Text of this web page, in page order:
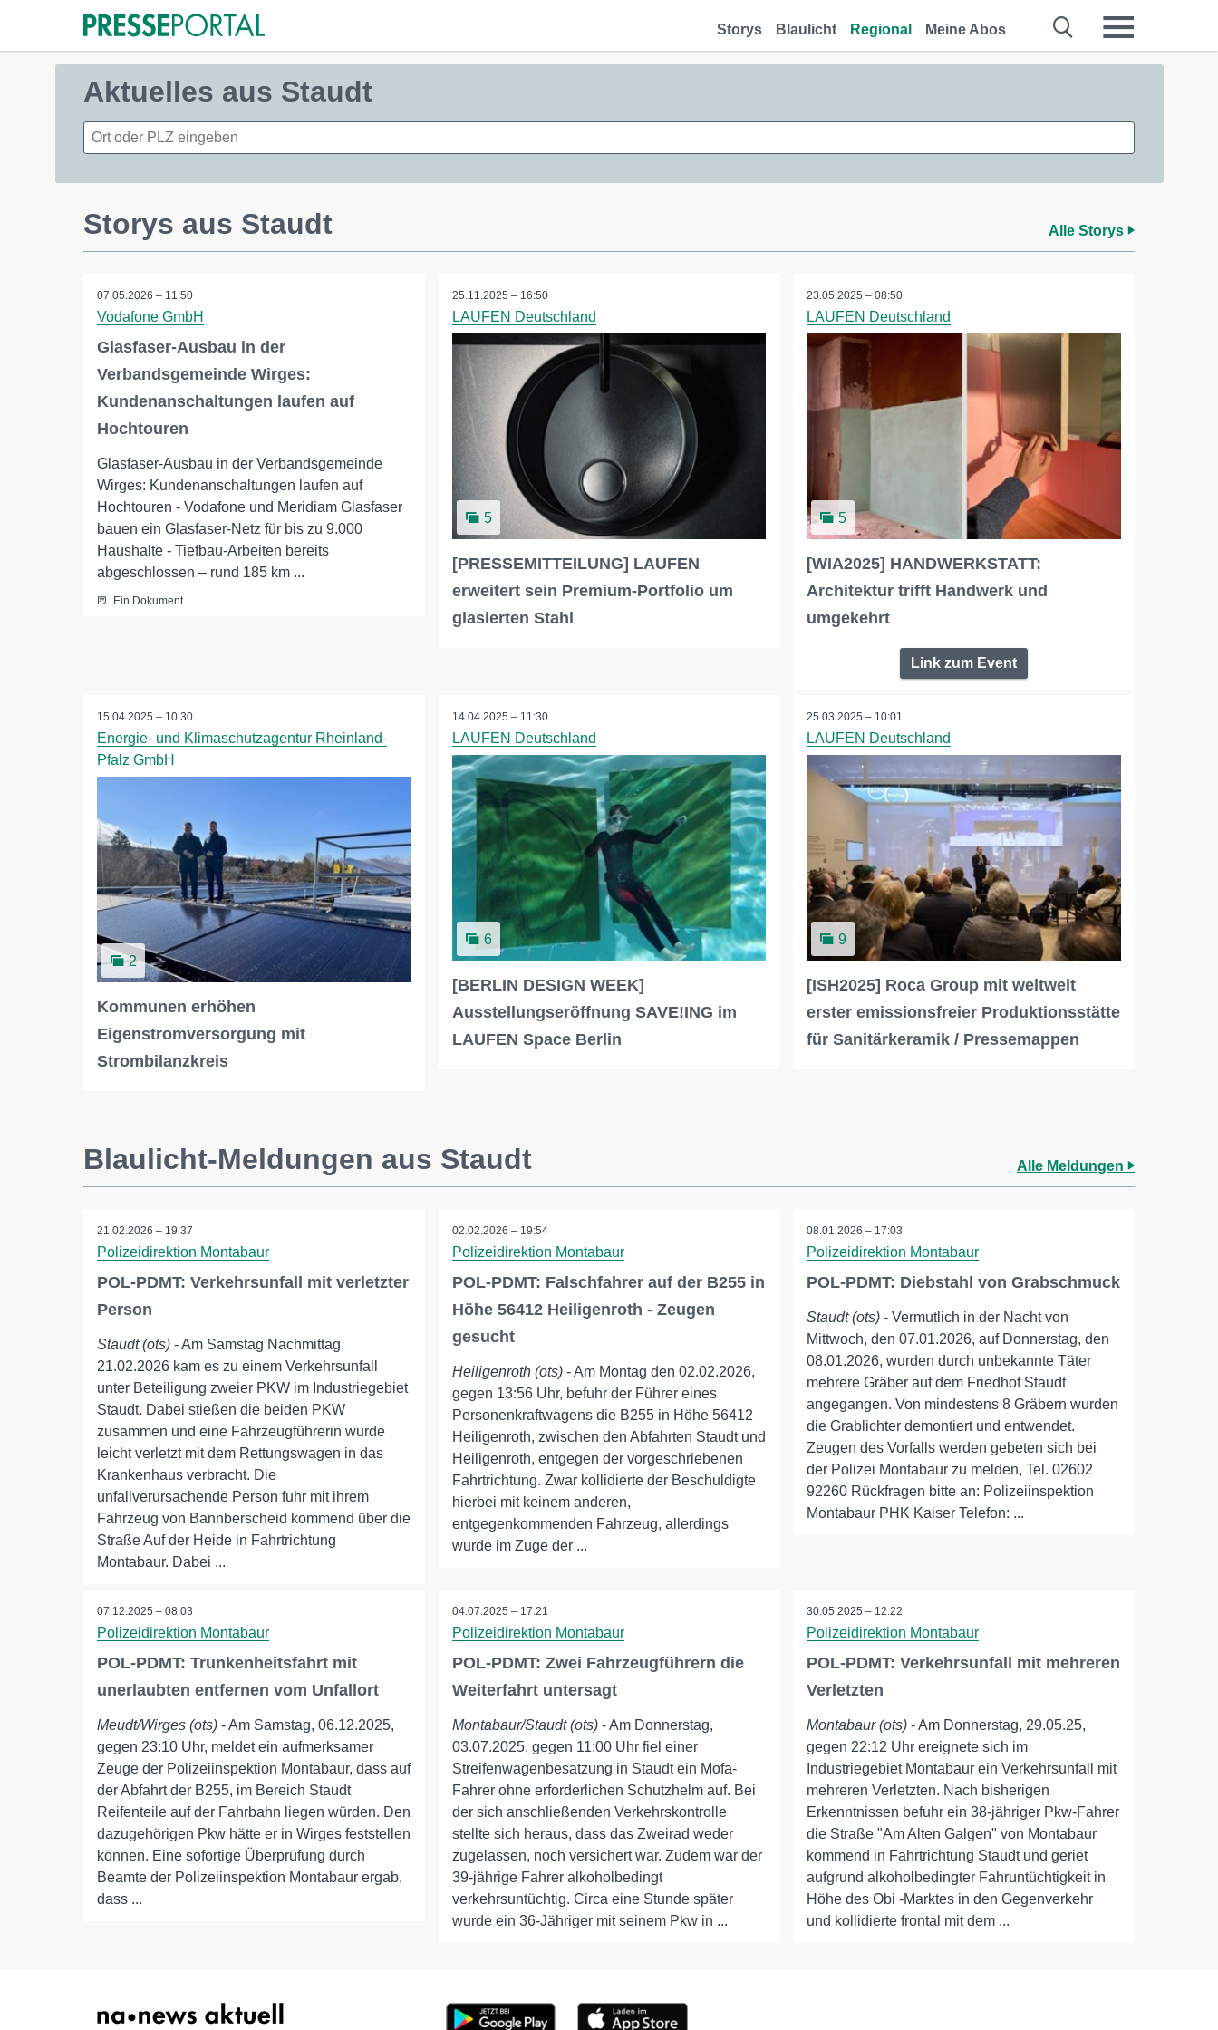
Storys Blaulicht Regional Meine Abos
Aktuelles aus Staudt
Storys aus Staudt Alle Storys
07.05.2026 – 11:50
Vodafone GmbH
Glasfaser-Ausbau in der
Verbandsgemeinde Wirges:
Kundenanschaltungen laufen auf
Hochtouren
Glasfaser-Ausbau in der Verbandsgemeinde
Wirges: Kundenanschaltungen laufen auf
Hochtouren - Vodafone und Meridiam Glasfaser
bauen ein Glasfaser-Netz für bis zu 9.000
Haushalte - Tiefbau-Arbeiten bereits
abgeschlossen – rund 185 km ...
Ein Dokument
25.11.2025 – 16:50
LAUFEN Deutschland
5
[PRESSEMITTEILUNG] LAUFEN
erweitert sein Premium-Portfolio um
glasierten Stahl
23.05.2025 – 08:50
LAUFEN Deutschland
5
[WIA2025] HANDWERKSTATT:
Architektur trifft Handwerk und
umgekehrt
Link zum Event
15.04.2025 – 10:30
Energie- und Klimaschutzagentur Rheinland-
Pfalz GmbH
2
Kommunen erhöhen
Eigenstromversorgung mit
Strombilanzkreis
14.04.2025 – 11:30
LAUFEN Deutschland
6
[BERLIN DESIGN WEEK]
Ausstellungseröffnung SAVE!ING im
LAUFEN Space Berlin
25.03.2025 – 10:01
LAUFEN Deutschland
9
[ISH2025] Roca Group mit weltweit
erster emissionsfreier Produktionsstätte
für Sanitärkeramik / Pressemappen
Blaulicht-Meldungen aus Staudt Alle Meldungen
21.02.2026 – 19:37
Polizeidirektion Montabaur
POL-PDMT: Verkehrsunfall mit verletzter
Person
Staudt (ots) - Am Samstag Nachmittag,
21.02.2026 kam es zu einem Verkehrsunfall
unter Beteiligung zweier PKW im Industriegebiet
Staudt. Dabei stießen die beiden PKW
zusammen und eine Fahrzeugführerin wurde
leicht verletzt mit dem Rettungswagen in das
Krankenhaus verbracht. Die
unfallverursachende Person fuhr mit ihrem
Fahrzeug von Bannberscheid kommend über die
Straße Auf der Heide in Fahrtrichtung
Montabaur. Dabei ...
02.02.2026 – 19:54
Polizeidirektion Montabaur
POL-PDMT: Falschfahrer auf der B255 in
Höhe 56412 Heiligenroth - Zeugen
gesucht
Heiligenroth (ots)- Am Montag den 02.02.2026,
gegen 13:56 Uhr, befuhr der Führer eines
Personenkraftwagens die B255 in Höhe 56412
Heiligenroth, zwischen den Abfahrten Staudt und
Heiligenroth, entgegen der vorgeschriebenen
Fahrtrichtung. Zwar kollidierte der Beschuldigte
hierbei mit keinem anderen,
entgegenkommenden Fahrzeug, allerdings
wurde im Zuge der ...
08.01.2026 – 17:03
Polizeidirektion Montabaur
POL-PDMT: Diebstahl von Grabschmuck
Staudt (ots) - Vermutlich in der Nacht von
Mittwoch, den 07.01.2026, auf Donnerstag, den
08.01.2026, wurden durch unbekannte Täter
mehrere Gräber auf dem Friedhof Staudt
angegangen. Von mindestens 8 Gräbern wurden
die Grablichter demontiert und entwendet.
Zeugen des Vorfalls werden gebeten sich bei
der Polizei Montabaur zu melden, Tel. 02602
92260 Rückfragen bitte an: Polizeiinspektion
Montabaur PHK Kaiser Telefon: ...
07.12.2025 – 08:03
Polizeidirektion Montabaur
POL-PDMT: Trunkenheitsfahrt mit
unerlaubten entfernen vom Unfallort
Meudt/Wirges (ots) - Am Samstag, 06.12.2025,
gegen 23:10 Uhr, meldet ein aufmerksamer
Zeuge der Polizeiinspektion Montabaur, dass auf
der Abfahrt der B255, im Bereich Staudt
Reifenteile auf der Fahrbahn liegen würden. Den
dazugehörigen Pkw hätte er in Wirges feststellen
können. Eine sofortige Überprüfung durch
Beamte der Polizeiinspektion Montabaur ergab,
dass ...
04.07.2025 – 17:21
Polizeidirektion Montabaur
POL-PDMT: Zwei Fahrzeugführern die
Weiterfahrt untersagt
Montabaur/Staudt (ots)- Am Donnerstag,
03.07.2025, gegen 11:00 Uhr fiel einer
Streifenwagenbesatzung in Staudt ein Mofa-
Fahrer ohne erforderlichen Schutzhelm auf. Bei
der sich anschließenden Verkehrskontrolle
stellte sich heraus, dass das Zweirad weder
zugelassen, noch versichert war. Zudem war der
39-jährige Fahrer alkoholbedingt
verkehrsuntüchtig. Circa eine Stunde später
wurde ein 36-Jähriger mit seinem Pkw in ...
30.05.2025 – 12:22
Polizeidirektion Montabaur
POL-PDMT: Verkehrsunfall mit mehreren
Verletzten
Montabaur (ots) - Am Donnerstag, 29.05.25,
gegen 22:12 Uhr ereignete sich im
Industriegebiet Montabaur ein Verkehrsunfall mit
mehreren Verletzten. Nach bisherigen
Erkenntnissen befuhr ein 38-jähriger Pkw-Fahrer
die Straße "Am Alten Galgen" von Montabaur
kommend in Fahrtrichtung Staudt und geriet
aufgrund alkoholbedingter Fahruntüchtigkeit in
Höhe des Obi -Marktes in den Gegenverkehr
und kollidierte frontal mit dem ...